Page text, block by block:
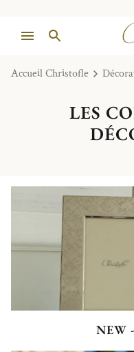
Accueil Christofle
LES
NEW